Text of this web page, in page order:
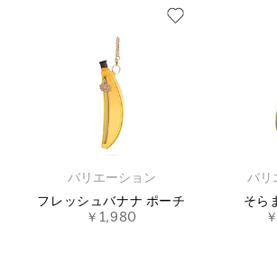
バリエーション
フレッシュバナナ ポーチ
￥1,980
バリ
そら